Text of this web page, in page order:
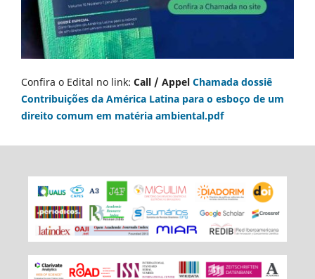
Confira o Edital no link: Call / Appel Chamada dossiê
Contribuições da América Latina para o esboço de um
direito comum em matéria ambiental.pdf